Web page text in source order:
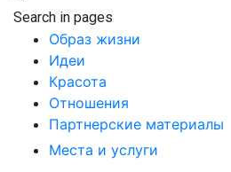
Search in pages
Образ жизни
Идеи
Красота
Отношения
Партнерские материалы
Места и услуги